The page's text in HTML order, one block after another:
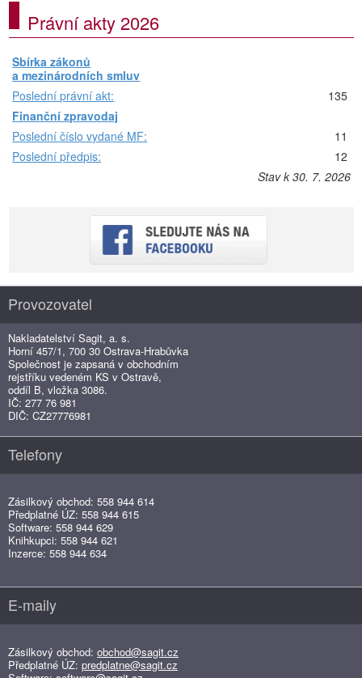
Právní akty 2026
Sbírka zákonů
a mezinárodních smluv
Poslední právní akt:
135
Finanční zpravodaj
Poslední číslo vydané MF:
11
Poslední předpis:
12
Stav k 30. 7. 2026
Provozovatel
Nakladatelství Sagit, a. s.
Horní 457/1, 700 30 Ostrava-Hrabůvka
Společnost je zapsaná v obchodním
rejstříku vedeném KS v Ostravě,
oddíl B, vložka 3086.
IČ: 277 76 981
DIČ: CZ27776981
Telefony
Zásilkový obchod: 558 944 614
Předplatné ÚZ: 558 944 615
Software: 558 944 629
Knihkupci: 558 944 621
Inzerce: 558 944 634
E-maily
Zásilkový obchod: obchod@sagit.cz
Předplatné ÚZ: predplatne@sagit.cz